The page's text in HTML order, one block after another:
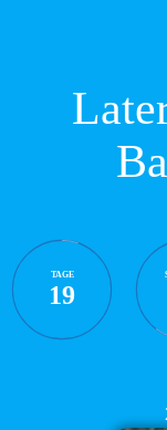
TAGE
19